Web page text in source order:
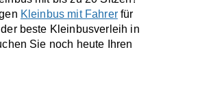
Kleinbus mit Fahrerfür
beste Kleinbusverleih in
Sie noch heute Ihren